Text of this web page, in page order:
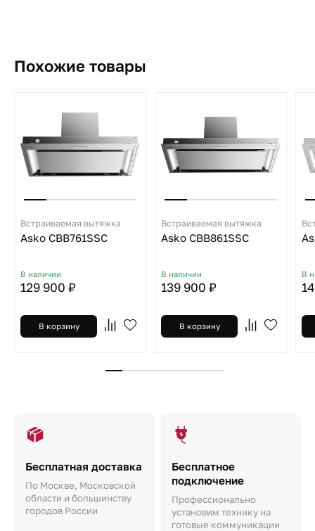
Похожие товары
Встраиваемая вытяжка
Asko CBB761SSC
В наличии
129 900 ₽
В корзину
Встраиваемая вытяжка
Asko CBB861SSC
В наличии
139 900 ₽
В корзину
В
Бесплатная доставка
По Москве, Московской
области и большинству
городов России
Бесплатное
подключение
Профессионально
установим технику на
готовые коммуникации